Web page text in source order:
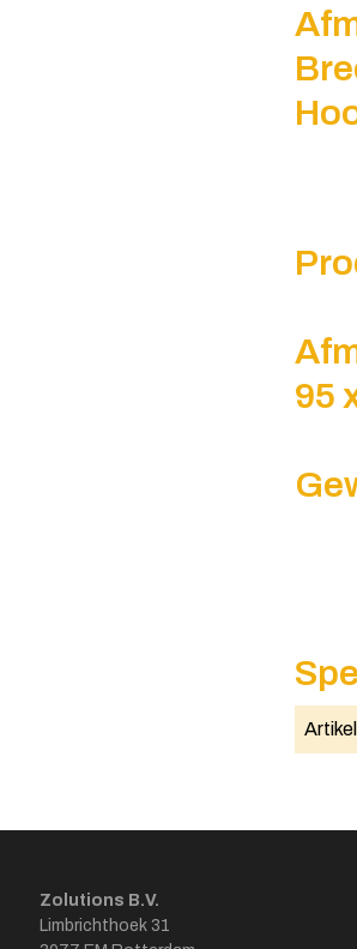
​​​95
Zolutions B.V.
Limbrichthoek 31